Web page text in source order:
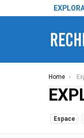
You are here:
Home
SUBTERMS
Espace